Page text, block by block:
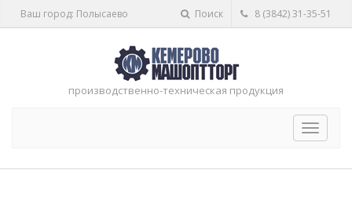
Ваш город: Полысаево Поиск 8 (3842) 31-35-51
производственно-техническая продукция
Toggle